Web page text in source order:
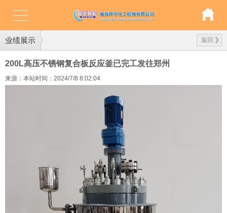
业绩展示 返回
200L高压不锈钢复合板反应釜已完工发往郑州
来源：本站时间：2024/7/8 8:02:04